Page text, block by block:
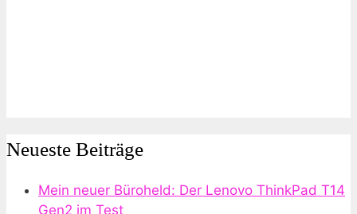
Neueste Beiträge
Mein neuer Büroheld: Der Lenovo ThinkPad T14
Gen2 im Test